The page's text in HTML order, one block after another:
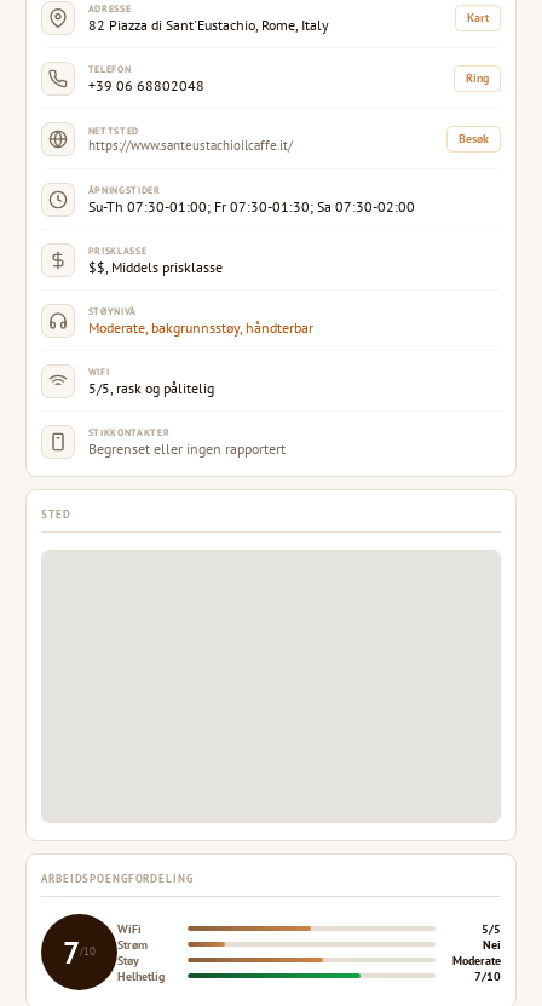
ADRESSE
82 Piazza di Sant'Eustachio, Rome, Italy Kart
TELEFON
+39 06 68802048 Ring
NETTSTED
https://www.santeustachioilcaffe.it/ Besøk
ÅPNINGSTIDER
Su-Th 07:30-01:00; Fr 07:30-01:30; Sa 07:30-02:00
PRISKLASSE
$$, Middels prisklasse
STØYNIVÅ
Moderate, bakgrunnsstøy, håndterbar
WIFI
5/5, rask og pålitelig
STIKKONTAKTER
Begrenset eller ingen rapportert
STED
ARBEIDSPOENGFORDELING
7/10
WiFi
5/5
Strøm
Nei
Støy
Moderate
Helhetlig
7/10